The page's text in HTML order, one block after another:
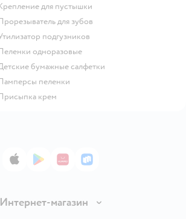
крепление для пустышки
прорезыватель для зубов
утилизатор подгузников
пеленки одноразовые
детские бумажные салфетки
памперсы пеленки
присыпка крем
App StoreGoogle Play
AppGallery
RuStore
Интернет-магазин